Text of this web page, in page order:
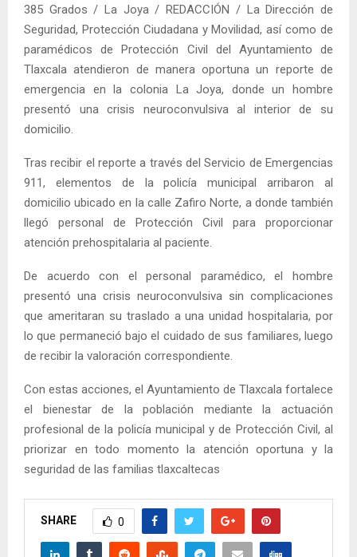
385 Grados / La Joya / REDACCIÓN / La Dirección de
Seguridad, Protección Ciudadana y Movilidad, así como de
paramédicos de Protección Civil del Ayuntamiento de
Tlaxcala atendieron de manera oportuna un reporte de
emergencia en la colonia La Joya, donde un hombre
presentó una crisis neuroconvulsiva al interior de su
domicilio.
Tras recibir el reporte a través del Servicio de Emergencias
911, elementos de la policía municipal arribaron al
domicilio ubicado en la calle Zafiro Norte, a donde también
llegó personal de Protección Civil para proporcionar
atención prehospitalaria al paciente.
De acuerdo con el personal paramédico, el hombre
presentó una crisis neuroconvulsiva sin complicaciones
que ameritaran su traslado a una unidad hospitalaria, por
lo que permaneció bajo el cuidado de sus familiares, luego
de recibir la valoración correspondiente.
Con estas acciones, el Ayuntamiento de Tlaxcala fortalece
el bienestar de la población mediante la actuación
profesional de la policía municipal y de Protección Civil, al
priorizar en todo momento la atención oportuna y la
seguridad de las familias tlaxcaltecas
SHARE 0